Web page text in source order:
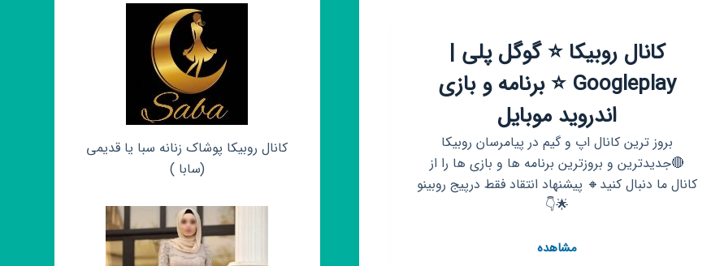
سیسمونی
کانال روبیکا ⭐️ گوگل پلی |
Googleplay ⭐️ برنامه و بازی
اندروید موبایل
بروز ترین کانال اپ و گیم در پیامرسان روبیکا
🔴جدیدترین و بروزترین برنامه ها و بازی ها را از
کانال ما دنبال کنید🔸 پیشنهاد انتقاد فقط درپیج روبینو
🌟👇
مشاهدهکانال
کانال روبیکا پوشاک زنانه سبا یا قدیمی
(سابا )